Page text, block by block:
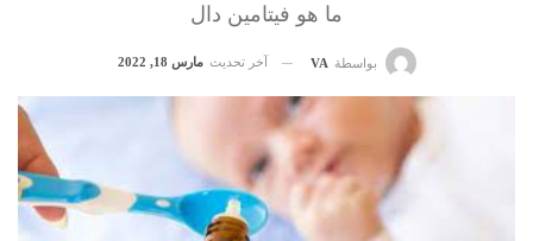
ما هو فيتامين دال
بواسطة VA آخر تحديث مارس 18, 2022